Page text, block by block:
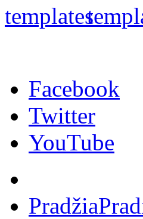
Facebook
Twitter
YouTube
Pradžia